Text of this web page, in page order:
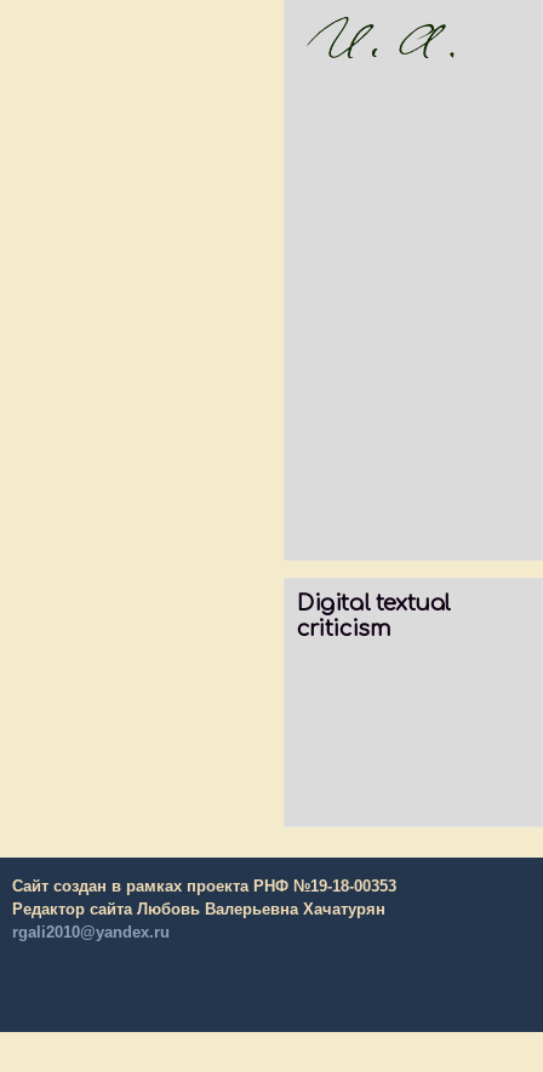
Digital textual
criticism
Сайт создан в рамках проекта РНФ №19-18-00353
Редактор сайта Любовь Валерьевна Хачатурян
rgali2010@yandex.ru